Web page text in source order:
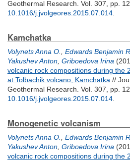
Geothermal Research. Vol. 307, pp.
10.1016/j.jvolgeores.2015.07.014
Kamchatka
Volynets Anna O. Edwards Benjamin R.
Yakushev Anton Griboedova Irina
volcanic rock compositions during the
at Tolbachik volcano, Kamchatka //
Geothermal Research. Vol. 307, pp.
10.1016/j.jvolgeores.2015.07.014
Monogenetic volcanism
Volynets Anna O. Edwards Benjamin R.
Yakushev Anton Griboedova Irina
volcanic rock compositions during the